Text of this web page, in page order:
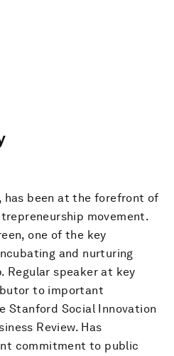
has been at the forefront of
movement.
one of the key
and nurturing
Regular speaker at key
to important
Stanford Social Innovation
Review. Has
commitment to public